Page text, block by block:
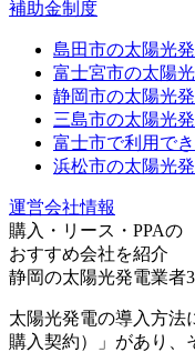
補助金制度
島田市の太陽光
富士宮市の太陽
静岡市の太陽光
三島市の太陽光
富士市で利用で
浜松市の太陽光
運営会社情報
購入・リース・PPAの
おすすめ会社を紹介
静岡の太陽光発電業者
太陽光発電の導入方法
購入契約）」があり、